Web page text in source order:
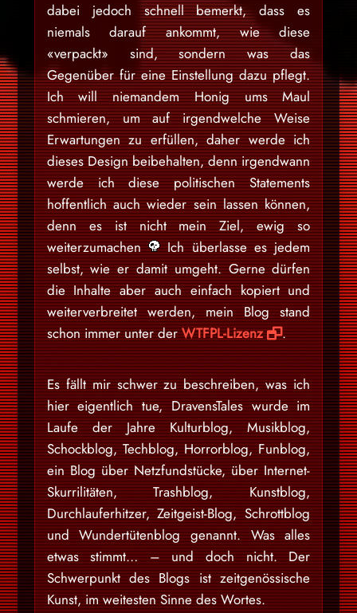
dabei jedoch schnell bemerkt, dass es
niemals darauf ankommt, wie diese
«verpackt» sind, sondern was das
Gegenüber für eine Einstellung dazu pflegt.
Ich will niemandem Honig ums Maul
schmieren, um auf irgendwelche Weise
Erwartungen zu erfüllen, daher werde ich
dieses Design beibehalten, denn irgendwann
werde ich diese politischen Statements
hoffentlich auch wieder sein lassen können,
denn es ist nicht mein Ziel, ewig so
weiterzumachen
Ich überlasse es jedem
selbst, wie er damit umgeht. Gerne dürfen
die Inhalte aber auch einfach kopiert und
weiterverbreitet werden, mein Blog stand
schon immer unter derWTFPL-Lizenz .
Es fällt mir schwer zu beschreiben, was ich
hier eigentlich tue, DravensTales wurde im
Laufe der Jahre Kulturblog, Musikblog,
Schockblog, Techblog, Horrorblog, Funblog,
ein Blog über Netzfundstücke, über Internet-
Skurrilitäten, Trashblog, Kunstblog,
Durchlauferhitzer, Zeitgeist-Blog, Schrottblog
und Wundertütenblog genannt. Was alles
etwas stimmt… – und doch nicht. Der
Schwerpunkt des Blogs ist zeitgenössische
Kunst, im weitesten Sinne des Wortes.